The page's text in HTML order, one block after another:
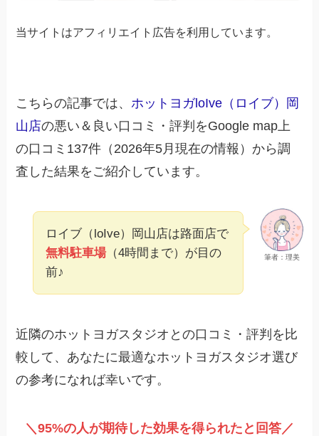
当サイトはアフィリエイト広告を利用しています。
こちらの記事では、ホットヨガloIve（ロイブ）岡
山店の悪い＆良い口コミ・評判をGoogle map上
の口コミ137件（2026年5月現在の情報）から調
査した結果をご紹介しています。
筆者：理美
ロイブ（loIve）岡山店は路面店で
無料駐車場 （4時間まで）が目の
前♪
近隣のホットヨガスタジオとの口コミ・評判を比
較して、あなたに最適なホットヨガスタジオ選び
の参考になれば幸いです。
＼95%の人が期待した効果を得られたと回答／